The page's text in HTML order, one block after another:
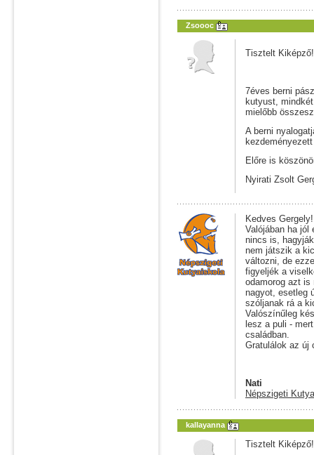
Zsoooc
Tisztelt Kiképző!
7éves berni
kutyust,
mielőbb
A berni
Előre is
Nyirati Zsolt
Kedves Gergely!
Valójában ha jól
nincs is,
nem játszik a
változni, de
figyeljék a
odamorog azt is
nagyot, esetleg
szóljanak rá a
Valószínűleg
lesz a puli -
családban.
Gratulálok az új
Nati
Népszigeti
kallayanna
Tisztelt Kiképző!